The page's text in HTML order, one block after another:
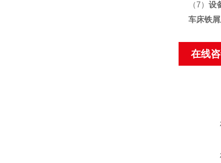
（7） 设
车床铁
在线